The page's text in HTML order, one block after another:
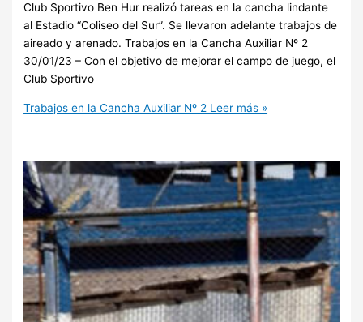
Club Sportivo Ben Hur realizó tareas en la cancha lindante
al Estadio “Coliseo del Sur”. Se llevaron adelante trabajos de
aireado y arenado. Trabajos en la Cancha Auxiliar Nº 2
30/01/23 – Con el objetivo de mejorar el campo de juego, el
Club Sportivo
Trabajos en la Cancha Auxiliar Nº 2 Leer más »